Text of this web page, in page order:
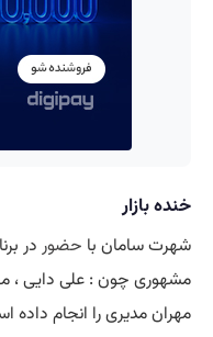
خنده بازار
شهرت سامان با حضور در
مشهوری چون : علی دایی ،
مهران مدیری را انجام